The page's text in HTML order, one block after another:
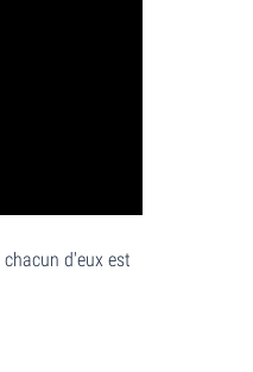
d'eux est